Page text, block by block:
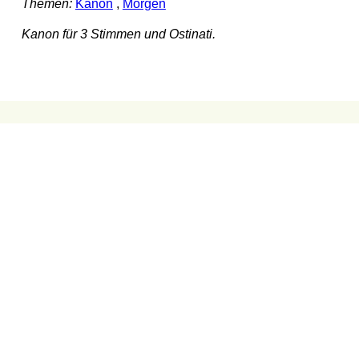
Themen: Kanon , Morgen
Kanon für 3 Stimmen und Ostinati.